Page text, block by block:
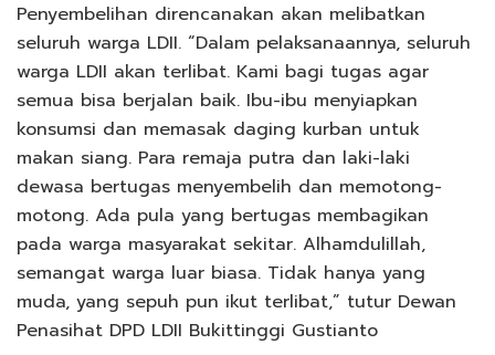
Penyembelihan direncanakan akan melibatkan
seluruh warga LDII. “Dalam pelaksanaannya, seluruh
warga LDII akan terlibat. Kami bagi tugas agar
semua bisa berjalan baik. Ibu-ibu menyiapkan
konsumsi dan memasak daging kurban untuk
makan siang. Para remaja putra dan laki-laki
dewasa bertugas menyembelih dan memotong-
motong. Ada pula yang bertugas membagikan
pada warga masyarakat sekitar. Alhamdulillah,
semangat warga luar biasa. Tidak hanya yang
muda, yang sepuh pun ikut terlibat,” tutur Dewan
Penasihat DPD LDII Bukittinggi Gustianto